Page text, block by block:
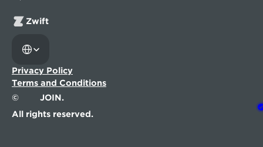
Zwift
©
JOIN.
All rights reserved.
Privacy Policy
Terms and Conditions